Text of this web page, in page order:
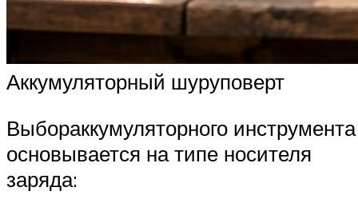
Аккумуляторный шуруповерт
Выбораккумуляторного инструмента
основывается на типе носителя
заряда: